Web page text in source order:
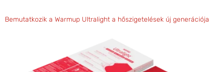
Bemutatkozik a Warmup Ultralight a hőszigetelések új generációja